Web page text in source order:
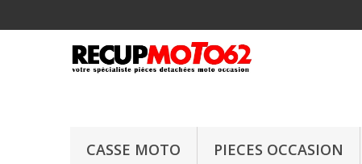
CASSE MOTO PIECES OCCASION